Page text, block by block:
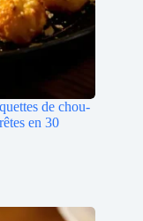
de chou-
en 30